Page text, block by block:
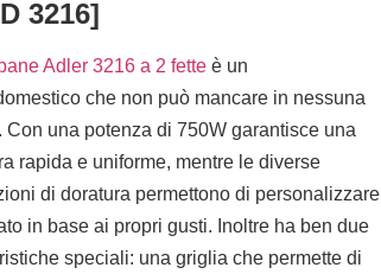
3216]
Adler 3216 a 2 fette è un
che non può mancare in nessuna
Con una potenza di 750W garantisce una
rapida e uniforme, mentre le diverse
di doratura permettono di personalizzare
in base ai propri gusti. Inoltre ha ben due
speciali: una griglia che permette di